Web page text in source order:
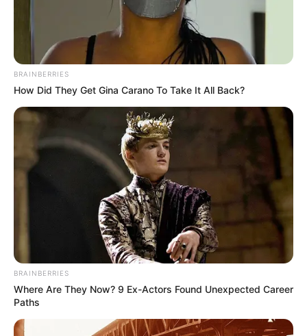
BRAINBERRIES
How Did They Get Gina Carano To Take It All Back?
BRAINBERRIES
Where Are They Now? 9 Ex-Actors Found Unexpected Career
Paths